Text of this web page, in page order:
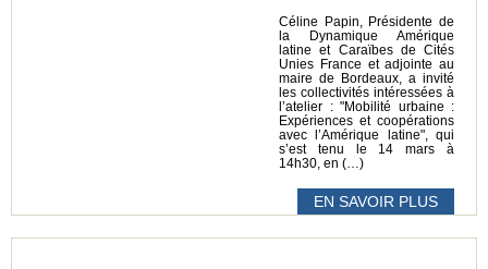
Céline Papin, Présidente de
la Dynamique Amérique
latine et Caraïbes de Cités
Unies France et adjointe au
maire de Bordeaux, a invité
les collectivités intéressées à
l’atelier : "Mobilité urbaine :
Expériences et coopérations
avec l’Amérique latine", qui
s’est tenu le 14 mars à
14h30, en (…)
EN SAVOIR PLUS